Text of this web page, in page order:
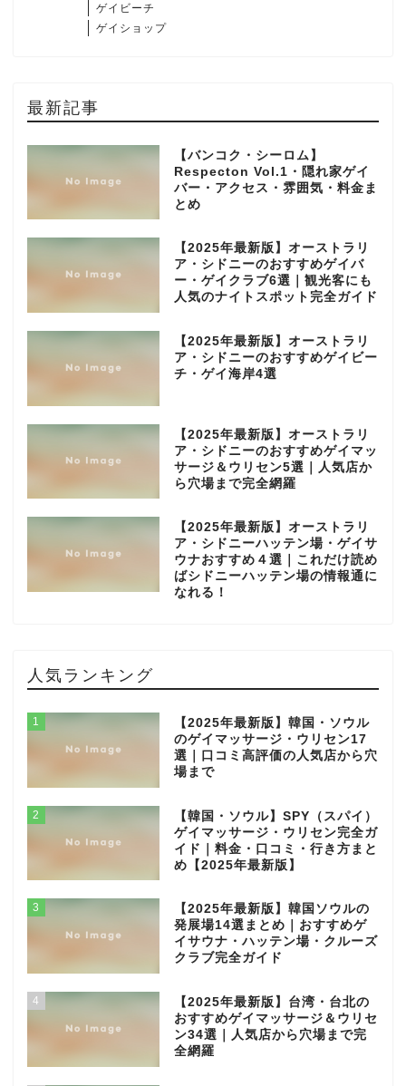
ゲイビーチ
ゲイショップ
最新記事
【バンコク・シーロム】
Respecton Vol.1・隠れ家ゲイ
バー・アクセス・雰囲気・料金ま
とめ
【2025年最新版】オーストラリ
ア・シドニーのおすすめゲイバ
ー・ゲイクラブ6選｜観光客にも
人気のナイトスポット完全ガイド
【2025年最新版】オーストラリ
ア・シドニーのおすすめゲイビー
チ・ゲイ海岸4選
【2025年最新版】オーストラリ
ア・シドニーのおすすめゲイマッ
サージ＆ウリセン5選｜人気店か
ら穴場まで完全網羅
【2025年最新版】オーストラリ
ア・シドニーハッテン場・ゲイサ
ウナおすすめ４選｜これだけ読め
ばシドニーハッテン場の情報通に
なれる！
人気ランキング
1
【2025年最新版】韓国・ソウル
のゲイマッサージ・ウリセン17
選｜口コミ高評価の人気店から穴
場まで
2
【韓国・ソウル】SPY（スパイ）
ゲイマッサージ・ウリセン完全ガ
イド｜料金・口コミ・行き方まと
め【2025年最新版】
3
【2025年最新版】韓国ソウルの
発展場14選まとめ｜おすすめゲ
イサウナ・ハッテン場・クルーズ
クラブ完全ガイド
4
【2025年最新版】台湾・台北の
おすすめゲイマッサージ＆ウリセ
ン34選｜人気店から穴場まで完
全網羅